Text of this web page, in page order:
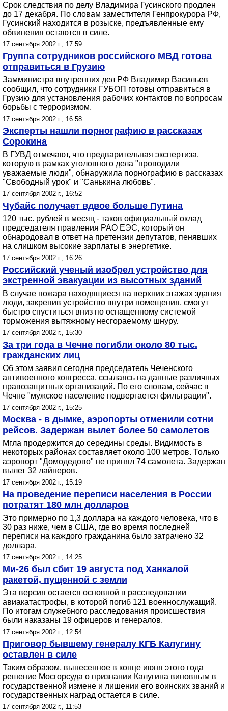
Срок следствия по делу Владимира Гусинского продлен
до 17 декабря. По словам заместителя Генпрокурора РФ,
Гусинский находится в розыске, предъявленные ему
обвинения остаются в силе.
17 сентября 2002 г., 17:59
Группа сотрудников российского МВД готова
отправиться в Грузию
Замминистра внутренних дел РФ Владимир Васильев
сообщил, что сотрудники ГУБОП готовы отправиться в
Грузию для установления рабочих контактов по вопросам
борьбы с терроризмом.
17 сентября 2002 г., 16:58
Эксперты нашли порнографию в рассказах
Сорокина
В ГУВД отмечают, что предварительная экспертиза,
которую в рамках уголовного дела "проводили
уважаемые люди", обнаружила порнографию в рассказах
"Свободный урок" и "Санькина любовь".
17 сентября 2002 г., 16:52
Чубайс получает вдвое больше Путина
120 тыс. рублей в месяц - таков официальный оклад
председателя правления РАО ЕЭС, который он
обнародовал в ответ на претензии депутатов, пенявших
на слишком высокие зарплаты в энергетике.
17 сентября 2002 г., 16:26
Российский ученый изобрел устройство для
экстренной эвакуации из высотных зданий
В случае пожара находящиеся на верхних этажах здания
люди, закрепив устройство внутри помещения, смогут
быстро спуститься вниз по оснащенному системой
торможения вытяжному несгораемому шнуру.
17 сентября 2002 г., 15:30
За три года в Чечне погибли около 80 тыс.
гражданских лиц
Об этом заявил сегодня председатель Чеченского
антивоенного конгресса, ссылаясь на данные различных
правозащитных организаций. По его словам, сейчас в
Чечне "мужское население подвергается фильтрации".
17 сентября 2002 г., 15:25
Москва - в дымке, аэропорты отменили сотни
рейсов. Задержан вылет более 50 самолетов
Мгла продержится до середины среды. Видимость в
некоторых районах составляет около 100 метров. Только
аэропорт "Домодедово" не принял 74 самолета. Задержан
вылет 32 лайнеров.
17 сентября 2002 г., 15:19
На проведение переписи населения в России
потратят 180 млн долларов
Это примерно по 1,3 доллара на каждого человека, что в
30 раз ниже, чем в США, где во время последней
переписи на каждого гражданина было затрачено 32
доллара.
17 сентября 2002 г., 14:25
Ми-26 был сбит 19 августа под Ханкалой
ракетой, пущенной с земли
Эта версия остается основной в расследовании
авиакатастрофы, в которой погиб 121 военнослужащий.
По итогам служебного расследования происшествия
были наказаны 19 офицеров и генералов.
17 сентября 2002 г., 12:54
Приговор бывшему генералу КГБ Калугину
оставлен в силе
Таким образом, вынесенное в конце июня этого года
решение Мосгорсуда о признании Калугина виновным в
государственной измене и лишении его воинских званий и
государственных наград остается в силе.
17 сентября 2002 г., 11:53